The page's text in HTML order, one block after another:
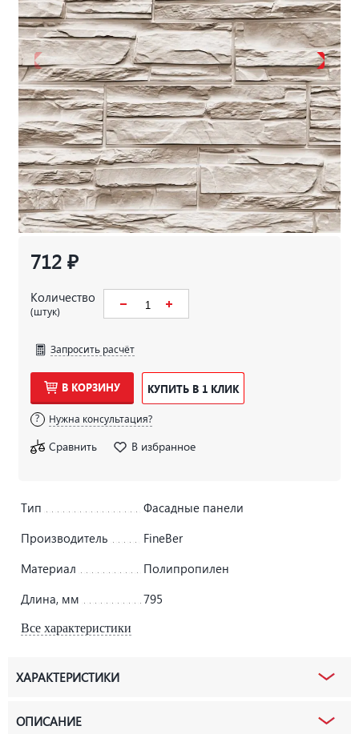
712 ₽
Количество
(штук)
Запросить расчёт
В КОРЗИНУ КУПИТЬ В 1 КЛИК
Нужна консультация?
Сравнить В избранное
Тип
Фасадные панели
Производитель
FineBer
Материал
Полипропилен
Длина, мм
795
Все характеристики
ХАРАКТЕРИСТИКИ
ОПИСАНИЕ